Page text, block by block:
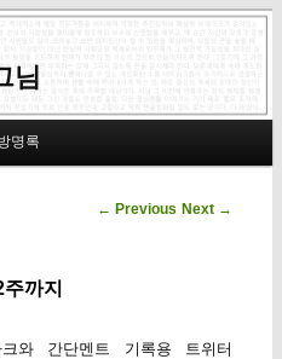
님
명록
Post navigation
← Previous Next →
까지
와 간단멘트 기록용 트위터